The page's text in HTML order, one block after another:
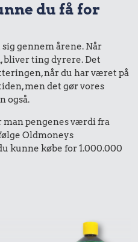
du få for
gennem årene. Når
ting dyrere. Det
når du har været på
men det gør vores
også.
pengenes værdi fra
Oldmoneys
kunne købe for 1.000.000